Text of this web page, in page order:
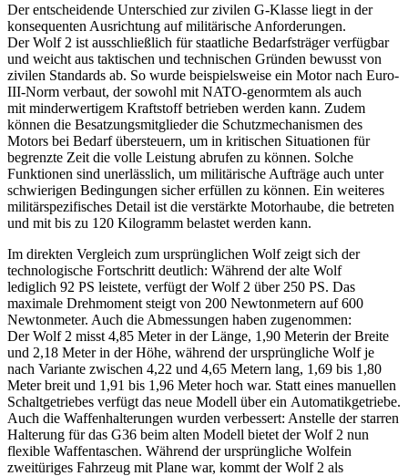
Der entscheidende Unterschied zur zivilen G-Klasse liegt in der
konsequenten Ausrichtung auf militärische Anforderungen.
Der Wolf 2 ist ausschließlich für staatliche Bedarfsträger verfügbar
und weicht aus taktischen und technischen Gründen bewusst von
zivilen Standards ab. So wurde beispielsweise ein Motor nach Euro-
III-Norm verbaut, der sowohl mit NATO-genormtem als auch
mit minderwertigem Kraftstoff betrieben werden kann. Zudem
können die Besatzungsmitglieder die Schutzmechanismen des
Motors bei Bedarf übersteuern, um in kritischen Situationen für
begrenzte Zeit die volle Leistung abrufen zu können. Solche
Funktionen sind unerlässlich, um militärische Aufträge auch unter
schwierigen Bedingungen sicher erfüllen zu können. Ein weiteres
militärspezifisches Detail ist die verstärkte Motorhaube, die betreten
und mit bis zu 120 Kilogramm belastet werden kann.
Im direkten Vergleich zum ursprünglichen Wolf zeigt sich der
technologische Fortschritt deutlich: Während der alte Wolf
lediglich 92 PS leistete, verfügt der Wolf 2 über 250 PS. Das
maximale Drehmoment steigt von 200 Newtonmetern auf 600
Newtonmeter. Auch die Abmessungen haben zugenommen:
Der Wolf 2 misst 4,85 Meter in der Länge, 1,90 Meterin der Breite
und 2,18 Meter in der Höhe, während der ursprüngliche Wolf je
nach Variante zwischen 4,22 und 4,65 Metern lang, 1,69 bis 1,80
Meter breit und 1,91 bis 1,96 Meter hoch war. Statt eines manuellen
Schaltgetriebes verfügt das neue Modell über ein Automatikgetriebe.
Auch die Waffenhalterungen wurden verbessert: Anstelle der starren
Halterung für das G36 beim alten Modell bietet der Wolf 2 nun
flexible Waffentaschen. Während der ursprüngliche Wolfein
zweitüriges Fahrzeug mit Plane war, kommt der Wolf 2 als